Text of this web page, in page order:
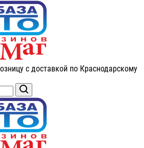
с доставкой по Краснодарскому